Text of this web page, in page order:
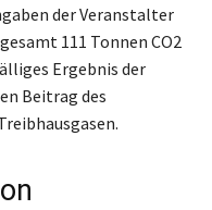
der Veranstalter
111 Tonnen CO2
Ergebnis der
Beitrag des